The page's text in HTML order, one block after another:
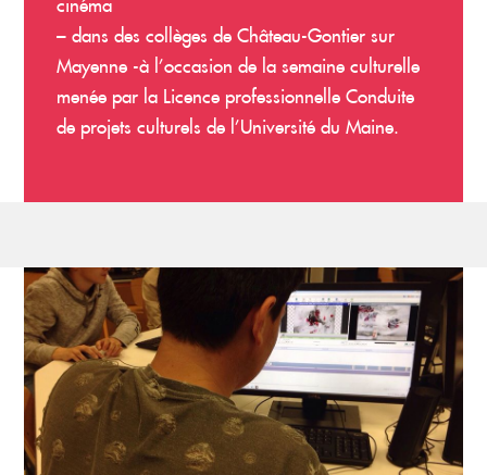
cinéma
– dans des collèges de Château-Gontier sur
Mayenne -à l’occasion de la semaine culturelle
menée par la Licence professionnelle Conduite
de projets culturels de l’Université du Maine.